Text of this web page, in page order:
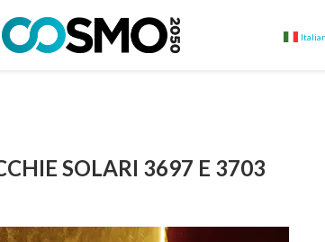
Italian
SOLARI 3697 E 3703